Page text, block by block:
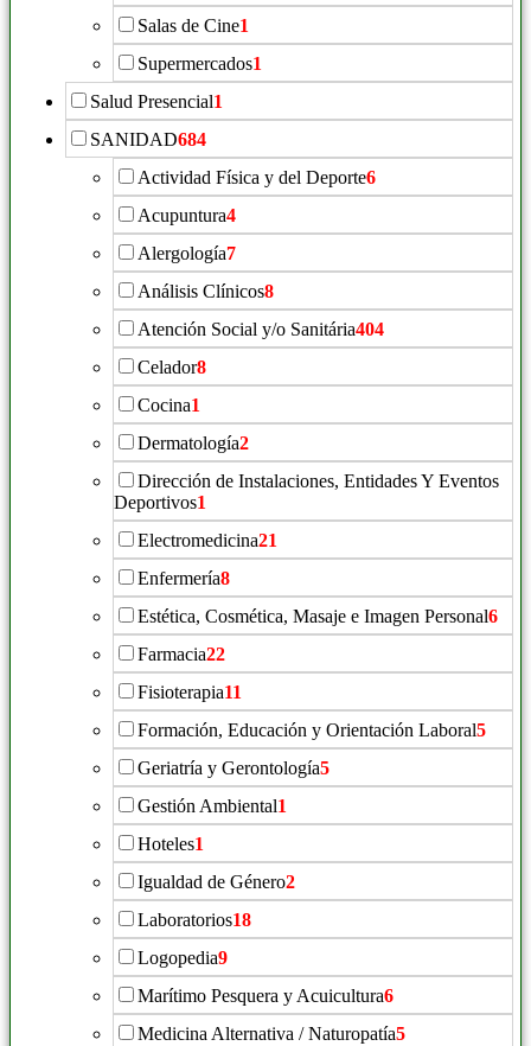
Salas de Cine1
Supermercados1
Salud Presencial1
SANIDAD684
Actividad Física y del Deporte6
Acupuntura4
Alergología7
Análisis Clínicos8
Atención Social y/o Sanitária404
Celador8
Cocina1
Dermatología2
Dirección de Instalaciones, Entidades Y Eventos
Deportivos1
Electromedicina21
Enfermería8
Estética, Cosmética, Masaje e Imagen Personal6
Farmacia22
Fisioterapia11
Formación, Educación y Orientación Laboral5
Geriatría y Gerontología5
Gestión Ambiental1
Hoteles1
Igualdad de Género2
Laboratorios18
Logopedia9
Marítimo Pesquera y Acuicultura6
Medicina Alternativa / Naturopatía5